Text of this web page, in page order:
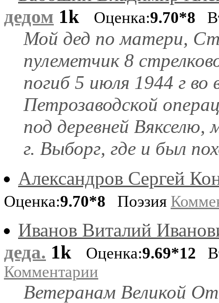
дедом 1k Оценка:9.70*8
Мой дед по матери,
пулеметчик 8
погиб 5 июля 1944 г во
Петрозаводской
под деревней Вякселю,
г. Выборг, где и был
Александров Сергей
Оценка:9.70*8 Поэзия
Иванов Виталий
деда. 1k Оценка:9.69*12
Комментарии
Ветеранам Великой